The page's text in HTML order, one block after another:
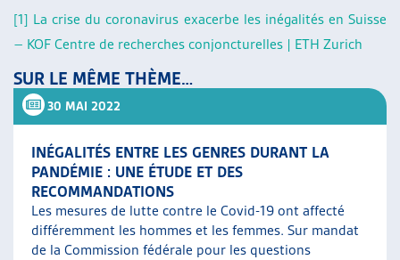
[1] La crise du coronavirus exacerbe les inégalités en Suisse
– KOF Centre de recherches conjoncturelles | ETH Zurich
SUR LE MÊME THÈME…
30 MAI 2022
INÉGALITÉS ENTRE LES GENRES DURANT LA
PANDÉMIE : UNE ÉTUDE ET DES
RECOMMANDATIONS
Les mesures de lutte contre le Covid-19 ont affecté
différemment les hommes et les femmes. Sur mandat
de la Commission fédérale pour les questions